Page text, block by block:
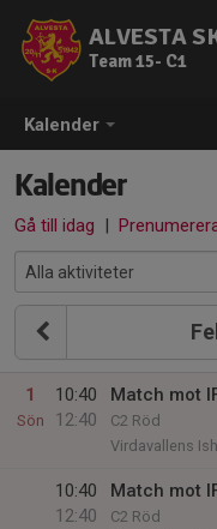
Kalender
ALVESTA
Team 15- C1
Kalender
Gå till idag |
1
Sön
10:40
12:40
Match mot
C2 Röd
Virdavallens
10:40
12:40
Match mot
C2 Röd